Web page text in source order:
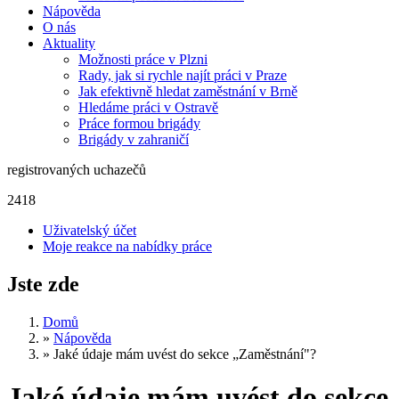
Nápověda
O nás
Aktuality
Možnosti práce v Plzni
Rady, jak si rychle najít práci v Praze
Jak efektivně hledat zaměstnání v Brně
Hledáme práci v Ostravě
Práce formou brigády
Brigády v zahraničí
registrovaných uchazečů
2418
Uživatelský účet
Moje reakce na nabídky práce
Jste zde
Domů
» Nápověda
» Jaké údaje mám uvést do sekce „Zaměstnání"?